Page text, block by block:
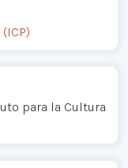
para la Cultura